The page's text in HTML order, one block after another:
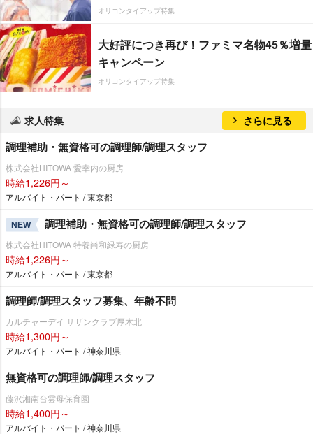
オリコンタイアップ特集
大好評につき再び！ファミマ名物45％増量
キャンペーン
オリコンタイアップ特集
求人特集 さらに見る
調理補助・無資格可の調理師/調理スタッフ
株式会社HITOWA 愛幸内の厨房
時給1,226円～
アルバイト・パート / 東京都
NEW 調理補助・無資格可の調理師/調理スタッフ
株式会社HITOWA 特養尚和緑寿の厨房
時給1,226円～
アルバイト・パート / 東京都
調理師/調理スタッフ募集、年齢不問
カルチャーデイ サザンクラブ厚木北
時給1,300円～
アルバイト・パート / 神奈川県
無資格可の調理師/調理スタッフ
藤沢湘南台雲母保育園
時給1,400円～
アルバイト・パート / 神奈川県